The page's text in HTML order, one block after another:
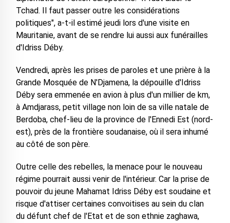
Tchad. Il faut passer outre les considérations
politiques", a-t-il estimé jeudi lors d'une visite en
Mauritanie, avant de se rendre lui aussi aux funérailles
d'Idriss Déby.
Vendredi, après les prises de paroles et une prière à la
Grande Mosquée de N'Djamena, la dépouille d'Idriss
Déby sera emmenée en avion à plus d'un millier de km,
à Amdjarass, petit village non loin de sa ville natale de
Berdoba, chef-lieu de la province de l'Ennedi Est (nord-
est), près de la frontière soudanaise, où il sera inhumé
au côté de son père.
Outre celle des rebelles, la menace pour le nouveau
régime pourrait aussi venir de l'intérieur. Car la prise de
pouvoir du jeune Mahamat Idriss Déby est soudaine et
risque d'attiser certaines convoitises au sein du clan
du défunt chef de l'Etat et de son ethnie zaghawa,